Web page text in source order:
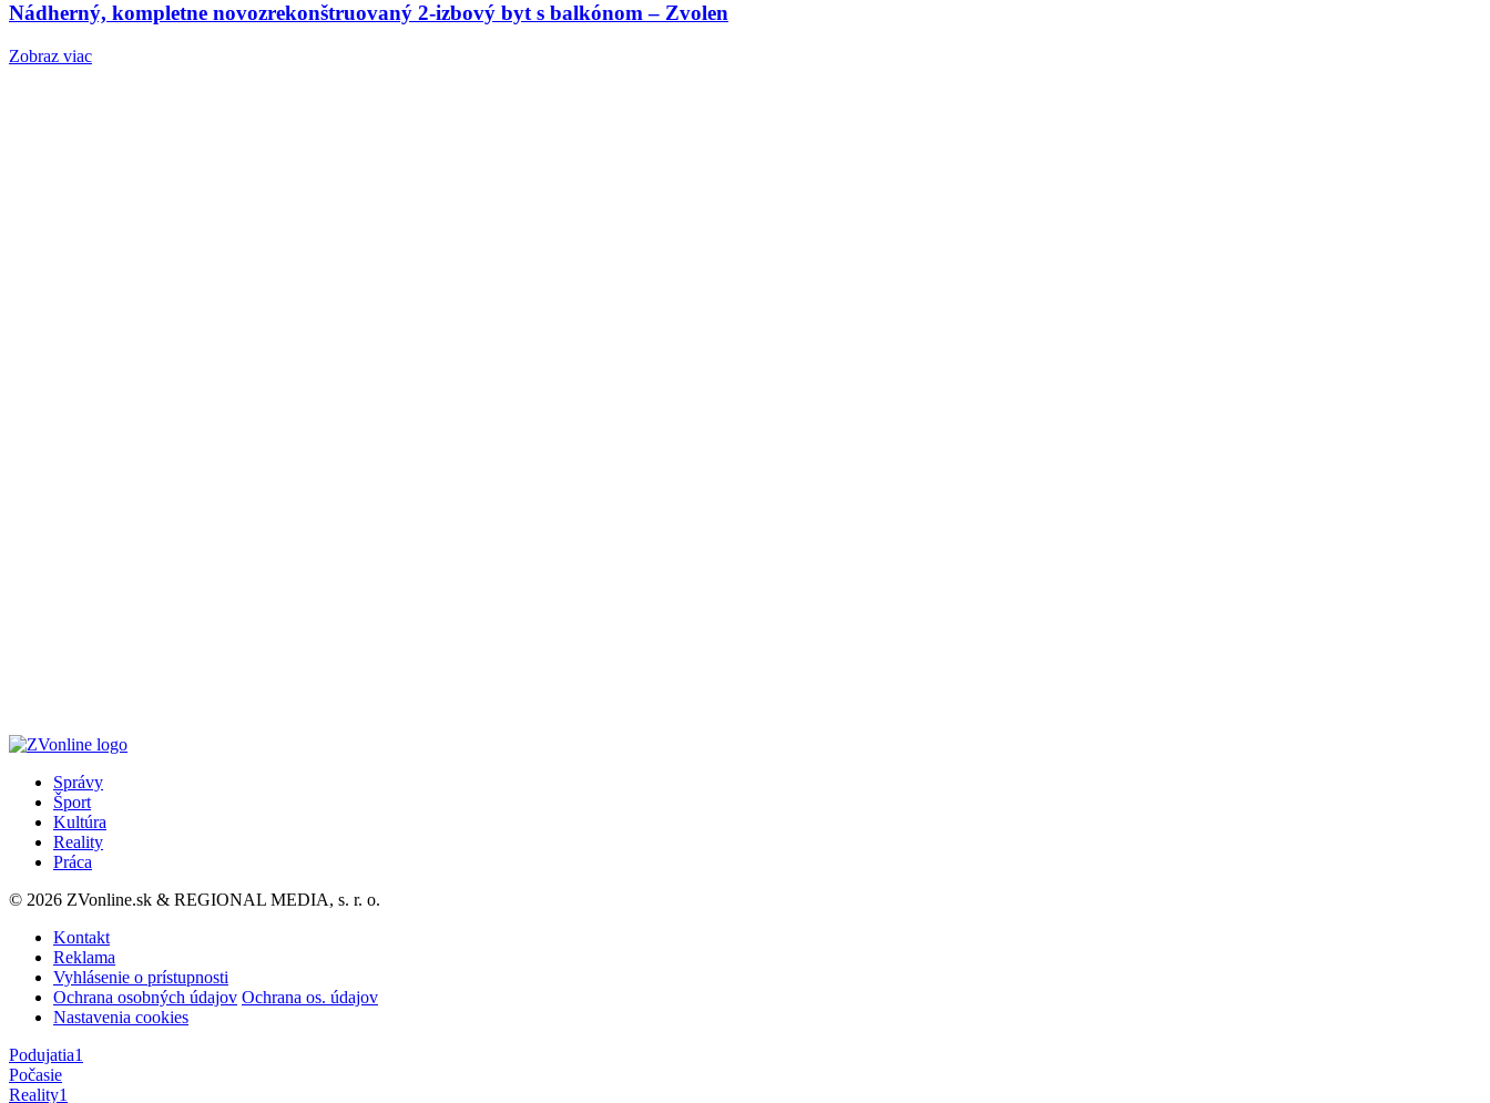
Nádherný, kompletne novozrekonštruovaný 2-izbový byt s balkónom – Zvolen
Zobraz viac
Správy
Šport
Kultúra
Reality
Práca
© 2026 ZVonline.sk & REGIONAL MEDIA, s. r. o.
Kontakt
Reklama
Vyhlásenie o prístupnosti
Ochrana osobných údajov Ochrana os. údajov
Nastavenia cookies
Podujatia1
Počasie
Reality1